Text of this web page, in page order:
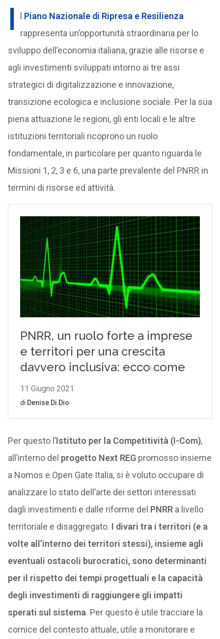
I
Piano Nazionale di Ripresa e Resilienza
rappresenta un’opportunità straordinaria per lo
sviluppo dell’economia italiana, grazie alle risorse e
agli investimenti sviluppati intorno ai tre assi
strategici di digitalizzazione e innovazione,
transizione ecologica e inclusione sociale. Per la sua
piena attuazione le regioni, gli enti locali e le altre
istituzioni territoriali ricoprono un ruolo
fondamentale, in particolare per quanto riguarda le
Missioni 1, 2, 3 e 6, una parte prevalente del PNRR in
termini di risorse ed attività.
Per questo l’Istituto per la Competitività (I-Com),
all’interno del progetto Next REGpromosso insieme
a Nomos e Open Gate Italia, si è voluto occupare di
analizzare lo stato dell’arte dei settori interessati
dagli investimenti e dalle riforme del PNRRa livello
territoriale e disaggregato. I divari tra i territori (e a
volte all’interno dei territori stessi), insieme agli
eventuali ostacoli burocratici, sono determinanti
per il rispetto dei tempi progettuali e la capacità
degli investimenti di raggiungere gli impatti
sperati sul sistema. Per questo è utile tracciare la
cornice del contesto attuale, utile a monitorare e